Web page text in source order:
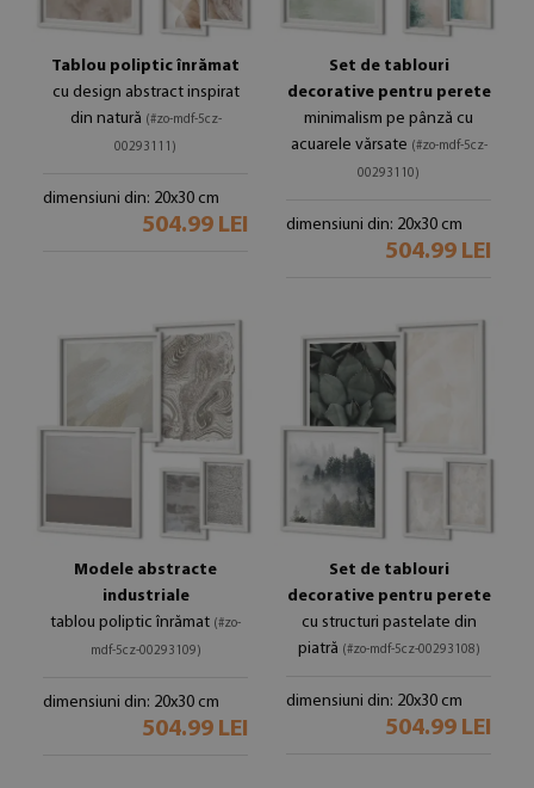
Tablou poliptic înrămat
cu design abstract inspirat
din natură (#zo-mdf-5cz-
00293111)
dimensiuni din: 20x30 cm
504.99 LEI
Set de tablouri
decorative pentru perete
minimalism pe pânză cu
acuarele vărsate (#zo-mdf-5cz-
00293110)
dimensiuni din: 20x30 cm
504.99 LEI
Modele abstracte
industriale
tablou poliptic înrămat (#zo-
mdf-5cz-00293109)
dimensiuni din: 20x30 cm
504.99 LEI
Set de tablouri
decorative pentru perete
cu structuri pastelate din
piatră (#zo-mdf-5cz-00293108)
dimensiuni din: 20x30 cm
504.99 LEI